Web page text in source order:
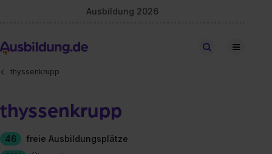
Ausbildung 2026
Stellen finden
thyssenkrupp
thyssenkrupp
46
freie Ausbildungsplätze